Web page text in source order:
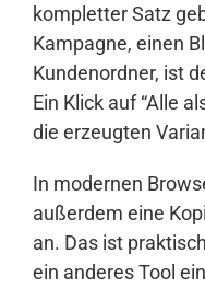
kompletter Satz
Kampagne, einen
Kundenordner, ist
Ein Klick auf “Alle
die erzeugten
In modernen
außerdem eine
an. Das ist
ein anderes Tool